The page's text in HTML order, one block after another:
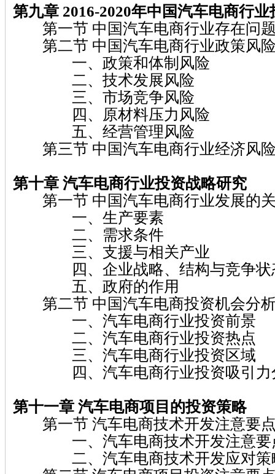
第九章 2016-2020年中国汽车电商行
第一节 中国汽车电商行业存在问
第二节 中国汽车电商行业政策风
一、政策和体制风险
二、技术发展风险
三、市场竞争风险
四、原材料压力风险
五、经营管理风险
第三节 中国汽车电商行业经济风
第十章 汽车电商行业投资战略研究
第一节 中国汽车电商行业发展的
一、生产要素
二、需求条件
三、支援与相关产业
四、企业战略、结构与竞争状
五、政府的作用
第二节 中国汽车电商投资机会分
一、汽车电商行业投资前景
二、汽车电商行业投资热点
三、汽车电商行业投资区域
四、汽车电商行业投资吸引力
第十一章 汽车电商项目的投资策略
第一节 汽车电商技术开发注意要
一、汽车电商技术开发注意要
二、汽车电商技术开发应对策